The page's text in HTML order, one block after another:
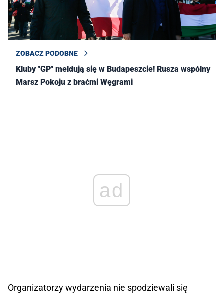
ZOBACZ PODOBNE
Kluby "GP" meldują się w Budapeszcie! Rusza wspólny
Marsz Pokoju z braćmi Węgrami
ad
Organizatorzy wydarzenia nie spodziewali się